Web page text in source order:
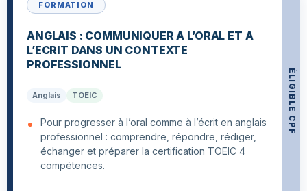
FORMATION
ANGLAIS : COMMUNIQUER A L’ORAL ET A
L’ECRIT DANS UN CONTEXTE
PROFESSIONNEL
Anglais TOEIC
Pour progresser à l’oral comme à l’écrit en anglais
professionnel : comprendre, répondre, rédiger,
échanger et préparer la certification TOEIC 4
compétences.
ÉLIGIBLE CPF